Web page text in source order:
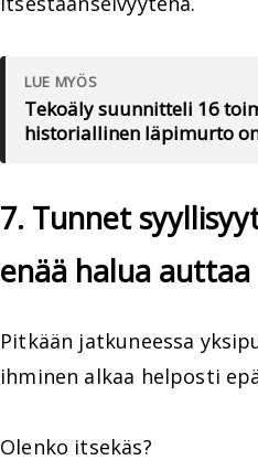
LUE MYÖS
Tekoäly suunnitteli 16
historiallinen läpimurto
7. Tunnet
enää halua auttaa
Pitkään jatkuneessa
ihminen alkaa helposti
Olenko itsekäs?